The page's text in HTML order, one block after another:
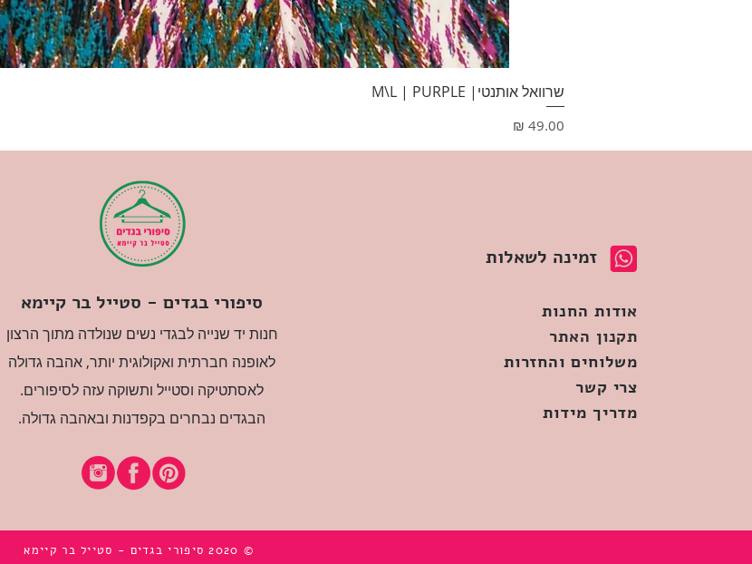
שרוואל אותנטי| M\L | PURPLE
מחיר
סיפורי בגדים - סטייל בר קיימא
חנות יד שנייה לבגדי נשים שנולדה מתוך הרצון
לאופנה חברתית ואקולוגית יותר, אהבה גדולה
לאסתטיקה וסטייל ותשוקה עזה לסיפורים.
הבגדים נבחרים בקפדנות ובאהבה גדולה.
זמינה לשאלות
אודות החנות
תקנון האתר
משלוחים והחזרות
צרי קשר
מדריך מידות
© 2020 סיפורי בגדים - סטייל בר קיימא